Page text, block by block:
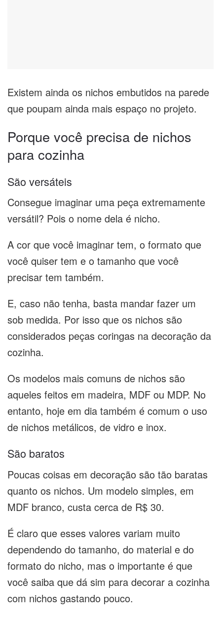
Existem ainda os nichos embutidos na parede
que poupam ainda mais espaço no projeto.
Porque você precisa de nichos
para cozinha
São versáteis
Consegue imaginar uma peça extremamente
versátil? Pois o nome dela é nicho.
A cor que você imaginar tem, o formato que
você quiser tem e o tamanho que você
precisar tem também.
E, caso não tenha, basta mandar fazer um
sob medida. Por isso que os nichos são
considerados peças coringas na decoração da
cozinha.
Os modelos mais comuns de nichos são
aqueles feitos em madeira, MDF ou MDP. No
entanto, hoje em dia também é comum o uso
de nichos metálicos, de vidro e inox.
São baratos
Poucas coisas em decoração são tão baratas
quanto os nichos. Um modelo simples, em
MDF branco, custa cerca de R$ 30.
É claro que esses valores variam muito
dependendo do tamanho, do material e do
formato do nicho, mas o importante é que
você saiba que dá sim para decorar a cozinha
com nichos gastando pouco.